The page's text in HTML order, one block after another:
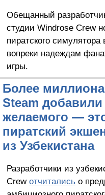
Обещанный
студии Windrose Crew
пиратского
вопреки надеждам
игры.
Более
Steam
желаемого —
пиратский
из Узбекистана
Разработчики из
Crew отчитались о